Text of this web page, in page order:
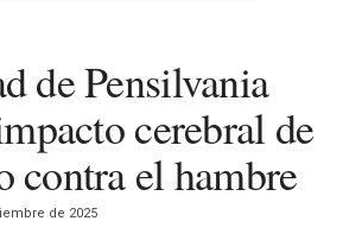
de Pensilvania
cerebral de
contra el hambre
de 2025